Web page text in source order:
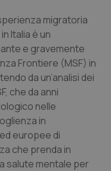
migratoria
Italia è un
e gravemente
Frontiere (MSF) in
da un’analisi dei
che da anni
nelle
in
europee di
che prenda in
salute mentale per